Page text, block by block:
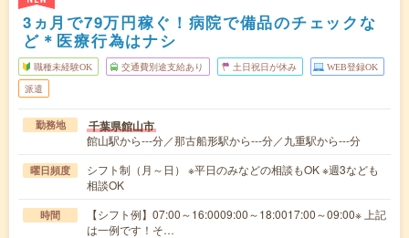
3ヵ月で79万円稼ぐ！病院で備品のチェックな
ど＊医療行為はナシ
職種未経験OK 交通費別途支給あり 土日祝日が休み WEB登録OK
派遣
勤務地 千葉県館山市
館山駅から---分／那古船形駅から---分／九重駅から---分
曜日頻度
シフト制（月～日） ※平日のみなどの相談もOK ※週3なども
相談OK
時間
【シフト例】07:00～16:0009:00～18:0017:00～09:00※ 上記
は一例です！そ…